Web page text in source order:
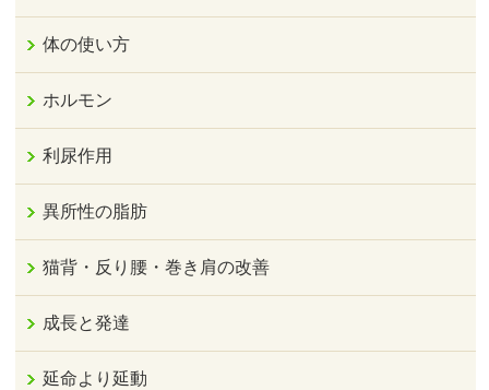
体の使い方
ホルモン
利尿作用
異所性の脂肪
猫背・反り腰・巻き肩の改善
成長と発達
延命より延動